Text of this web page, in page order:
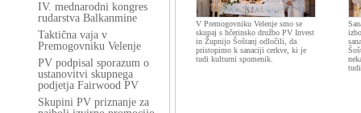
IV. mednarodni kongres
rudarstva Balkanmine
Taktična vaja v
Premogovniku Velenje
PV podpisal sporazum o
ustanovitvi skupnega
podjetja Fairwood PV
Skupini PV priznanje za
V Premogovniku Velenje smo se
skupaj s hčerinsko družbo PV Invest
in Župnijo Šoštanj odločili, da
pristopimo k sanaciji cerkve, ki je
tudi kulturni spomenik.